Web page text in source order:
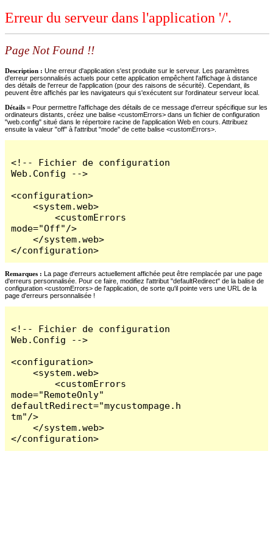
Erreur du serveur dans l'application '/'.
Page Not Found !!
Description : Une erreur d'application s'est produite sur le serveur. Les paramètres
d'erreur personnalisés actuels pour cette application empêchent l'affichage à distance
des détails de l'erreur de l'application (pour des raisons de sécurité). Cependant, ils
peuvent être affichés par les navigateurs qui s'exécutent sur l'ordinateur serveur local.
Détails = Pour permettre l'affichage des détails de ce message d'erreur spécifique sur les
ordinateurs distants, créez une balise <customErrors> dans un fichier de configuration
"web.config" situé dans le répertoire racine de l'application Web en cours. Attribuez
ensuite la valeur "off" à l'attribut "mode" de cette balise <customErrors>.
<!-- Fichier de configuration
Web.Config -->
<configuration>
    <system.web>
        <customErrors
mode="Off"/>
    </system.web>
</configuration>
Remarques : La page d'erreurs actuellement affichée peut être remplacée par une page
d'erreurs personnalisée. Pour ce faire, modifiez l'attribut "defaultRedirect" de la balise de
configuration <customErrors> de l'application, de sorte qu'il pointe vers une URL de la
page d'erreurs personnalisée !
<!-- Fichier de configuration
Web.Config -->
<configuration>
    <system.web>
        <customErrors
mode="RemoteOnly"
defaultRedirect="mycustompage.h
tm"/>
    </system.web>
</configuration>